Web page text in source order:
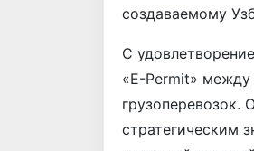
создаваемому
С
«E-Permit»
грузоперевозок.
стратегическим